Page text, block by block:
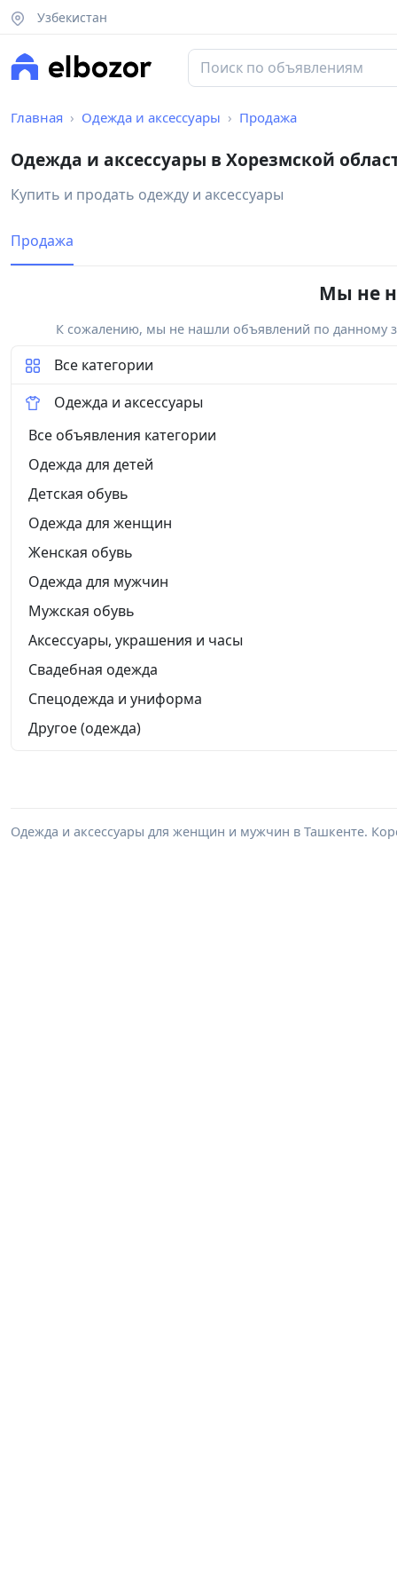
Узбекистан
Главная Одежда и аксессуары Продажа
Одежда и аксессуары в Хорезмской
Купить и продать одежду и аксессуары
Продажа
Мы не
К сожалению, мы не нашли объявлений по данному
Все категории
Одежда и аксессуары
Все объявления категории
Одежда для детей
Детская обувь
Одежда для женщин
Женская обувь
Одежда для мужчин
Мужская обувь
Аксессуары, украшения и часы
Свадебная одежда
Спецодежда и униформа
Другое (одежда)
Одежда и аксессуары для женщин и мужчин в Ташкенте.